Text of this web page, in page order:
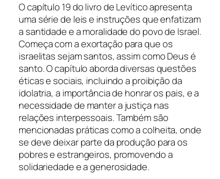
O capítulo 19 do livro de Levítico apresenta
uma série de leis e instruções que enfatizam
a santidade e a moralidade do povo de Israel.
Começa com a exortação para que os
israelitas sejam santos, assim como Deus é
santo. O capítulo aborda diversas questões
éticas e sociais, incluindo a proibição da
idolatria, a importância de honrar os pais, e a
necessidade de manter a justiça nas
relações interpessoais. Também são
mencionadas práticas como a colheita, onde
se deve deixar parte da produção para os
pobres e estrangeiros, promovendo a
solidariedade e a generosidade.